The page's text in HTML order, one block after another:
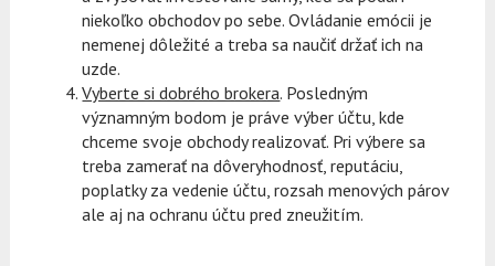
niekoľko obchodov po sebe. Ovládanie emócii je
nemenej dôležité a treba sa naučiť držať ich na
uzde.
Vyberte si dobrého brokera. Posledným
významným bodom je práve výber účtu, kde
chceme svoje obchody realizovať. Pri výbere sa
treba zamerať na dôveryhodnosť, reputáciu,
poplatky za vedenie účtu, rozsah menových párov
ale aj na ochranu účtu pred zneužitím.